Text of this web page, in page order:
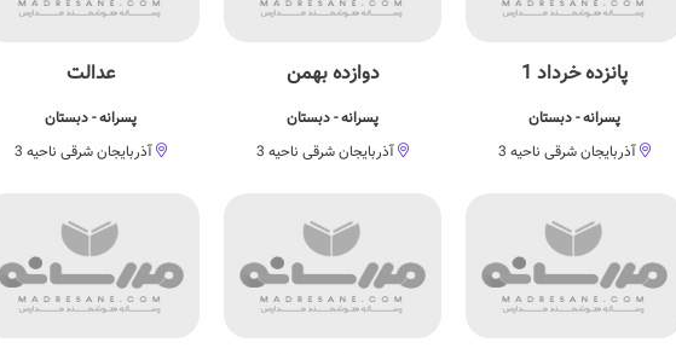
پانزده خرداد 1
پسرانه - دبستان
آذربایجان شرقی ناحیه 3
دوازده بهمن
پسرانه - دبستان
آذربایجان شرقی ناحیه 3
عدالت
پسرانه - دبستان
آذربایجان شرقی ناحیه 3